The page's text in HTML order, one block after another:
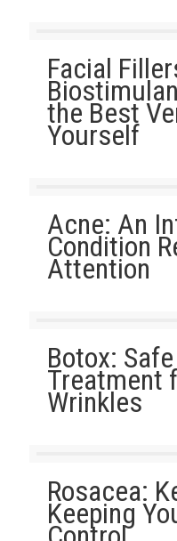
Facial
the Best
Yourself
Acne: An
Condition
Attention
Botox:
Treatment
Wrinkles
Rosacea:
Keeping